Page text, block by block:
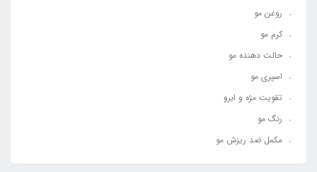
روغن مو
کرم مو
حالت دهنده مو
اسپری مو
تقویت مژه و ابرو
رنگ مو
مکمل ضد ریزش مو